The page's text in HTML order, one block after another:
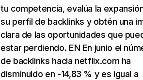
tu competencia, evalúa la
su perfil de backlinks y obtén una
clara de las oportunidades que
estar perdiendo. EN En junio el
de backlinks hacia netflix.com ha
disminuido en -14,83 % y es igual a